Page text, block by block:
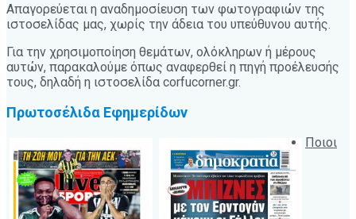
Απαγορεύεται η αναδημοσίευση των φωτογραφιών της
ιστοσελίδας μας, χωρίς την άδεια του υπεύθυνου αυτής.
Για την χρησιμοποίηση θεμάτων, ολόκληρων ή μέρους
αυτών, παρακαλούμε όπως αναφερθεί η πηγή προέλευσής
τους, δηλαδή η ιστοσελίδα corfucorner.gr.
Πρωτοσέλιδα Εφημερίδων
Ποιοι